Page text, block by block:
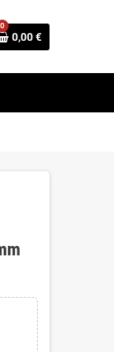
0
0,00 €